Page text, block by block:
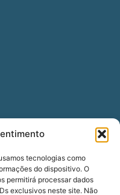
tecnologias como
do dispositivo. O
permitirá processar dados
exclusivos neste site. Não
(Whatsapp)